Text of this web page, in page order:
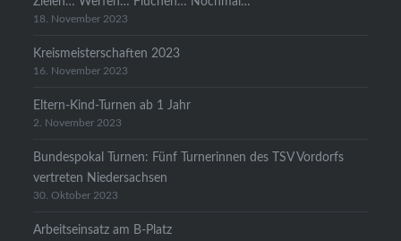
18. November 2023
Kreismeisterschaften 2023
16. November 2023
Eltern-Kind-Turnen ab 1 Jahr
2. November 2023
Bundespokal Turnen: Fünf Turnerinnen des TSV Vordorfs
vertreten Niedersachsen
30. Oktober 2023
Arbeitseinsatz am B-Platz